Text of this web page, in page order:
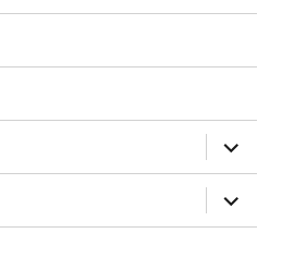
expand
child
menu
expand
child
menu